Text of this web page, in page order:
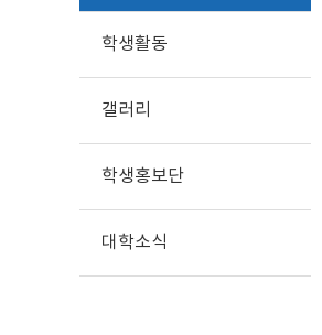
학생활동
갤러리
학생홍보단
대학소식